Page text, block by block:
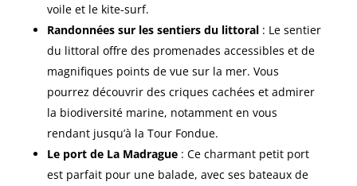
voile et le kite-surf.
Randonnées sur les sentiers du littoral: Le sentier
du littoral offre des promenades accessibles et de
magnifiques points de vue sur la mer. Vous
pourrez découvrir des criques cachées et admirer
la biodiversité marine, notamment en vous
rendant jusqu’à la Tour Fondue.
Le port de La Madrague: Ce charmant petit port
est parfait pour une balade, avec ses bateaux de